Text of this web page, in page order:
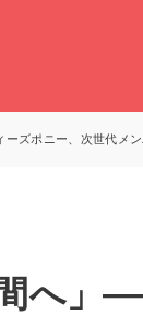
ズポニー、次世代メン
間へ」